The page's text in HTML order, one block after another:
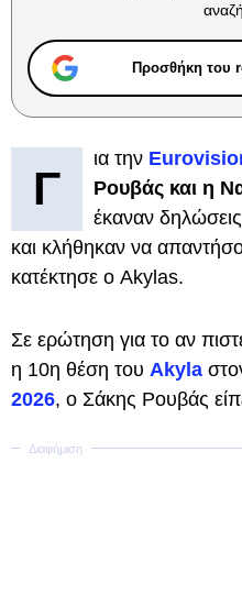
Προσθήκη του
Γ
ια την
Ρουβάς και η
έκαναν
και κλήθηκαν να
κατέκτησε ο Akylas.
Σε ερώτηση για το αν
η 10η θέση του Akyla
2026, ο Σάκης Ρουβάς